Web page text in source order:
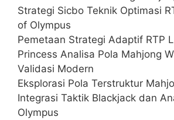
Strategi Sicbo Teknik Optimasi
of Olympus
Pemetaan Strategi Adaptif RTP
Princess Analisa Pola Mahjong
Validasi Modern
Eksplorasi Pola Terstruktur
Integrasi Taktik Blackjack dan
Olympus